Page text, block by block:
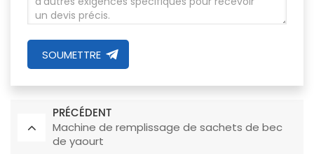
SOUMETTRE
PRÉCÉDENT
Machine de remplissage de sachets de bec
de yaourt